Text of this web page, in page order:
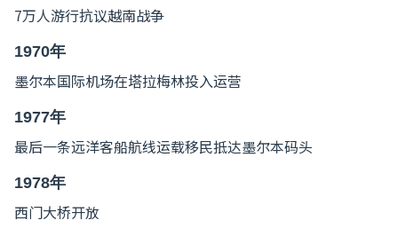
7万人游行抗议越南战争
1970年
墨尔本国际机场在塔拉梅林投入运营
1977年
最后一条远洋客船航线运载移民抵达墨尔本码头
1978年
西门大桥开放